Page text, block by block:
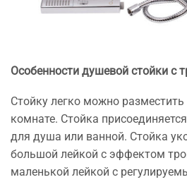
Особенности душевой стойки с
Стойку легко можно
комнате. Стойка
для душа или ванной. Стойка
большой лейкой с эффектом
маленькой лейкой с